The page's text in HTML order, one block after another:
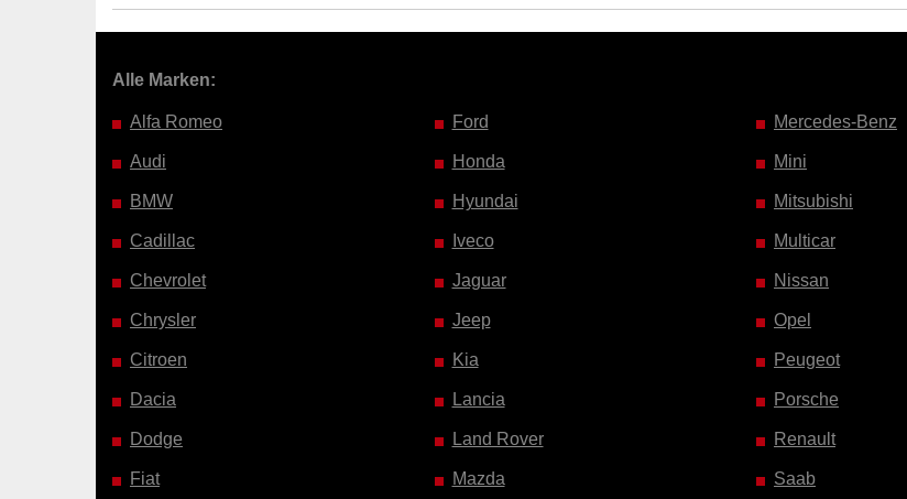
Alle Marken:
Alfa Romeo
Audi
BMW
Cadillac
Chevrolet
Chrysler
Citroen
Dacia
Dodge
Fiat
Ford
Honda
Hyundai
Iveco
Jaguar
Jeep
Kia
Lancia
Land Rover
Mazda
Mercedes-Benz
Mini
Mitsubishi
Multicar
Nissan
Opel
Peugeot
Porsche
Renault
Saab